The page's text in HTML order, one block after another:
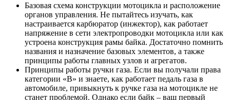
Базовая схема конструкции мотоцикла и расположение
органов управления. Не пытайтесь изучать, как
настраивается карбюратор (инжектор), как работает
напряжение в сети электропроводки мотоцикла или как
устроена конструкция рамы байка. Достаточно помнить
названия и назначение базовых элементов, а также
принципы работы главных узлов и агрегатов.
Принципы работы ручки газа. Если вы получали права
категории «B» и знаете, как работает педаль газа в
автомобиле, привыкнуть к ручке газа на мотоцикле не
станет проблемой. Однако если байк – ваш первый